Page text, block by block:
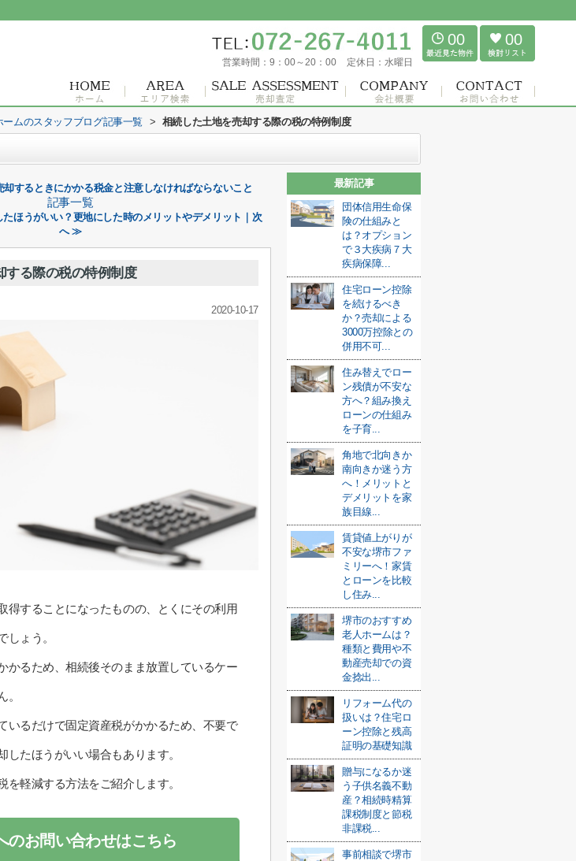
営業時間： 9：00～20：00 定休日： 水曜日
00 00
ムのスタッフブログ記事一覧 > 相続した土地を売却する際の税の特例制度
するときにかかる税金と注意しなければならないこと
記事一覧
ほうがいい？更地にした時のメリットやデメリット｜次
へ ≫
する際の税の特例制度
2020-10-17
得することになったものの、とくにその利用
しょう。
かるため、相続後そのまま放置しているケー
。
いるだけで固定資産税がかかるため、不要で
したほうがいい場合もあります。
を軽減する方法をご紹介します。
のお問い合わせはこちら
最新記事
団体信用生命保
険の仕組みと
は？オプション
で３大疾病７大
疾病保障...
住宅ローン控除
を続けるべき
か？売却による
3000万控除との
併用不可...
住み替えでロー
ン残債が不安な
方へ？組み換え
ローンの仕組み
を子育...
角地で北向きか
南向きか迷う方
へ！メリットと
デメリットを家
族目線...
賃貸値上がりが
不安な堺市ファ
ミリーへ！家賃
とローンを比較
し住み...
堺市のおすすめ
老人ホームは？
種類と費用や不
動産売却での資
金捻出...
リフォーム代の
扱いは？住宅ロ
ーン控除と残高
証明の基礎知識
贈与になるか迷
う子供名義不動
産？相続時精算
課税制度と節税
非課税...
事前相談で堺市